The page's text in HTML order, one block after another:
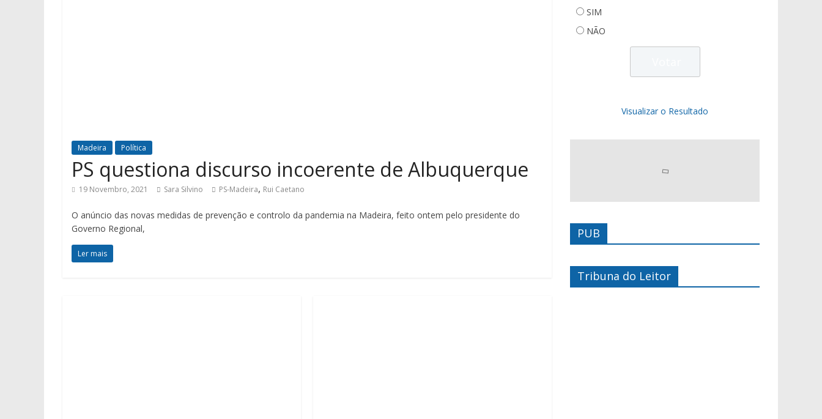
Madeira Política
PS questiona discurso incoerente de Albuquerque
19 Novembro, 2021 Sara Silvino PS-Madeira, Rui Caetano
O anúncio das novas medidas de prevenção e controlo da pandemia na Madeira, feito ontem pelo presidente do
Governo Regional,
Ler mais
SIM
NÃO
Visualizar o Resultado
PUB
Tribuna do Leitor